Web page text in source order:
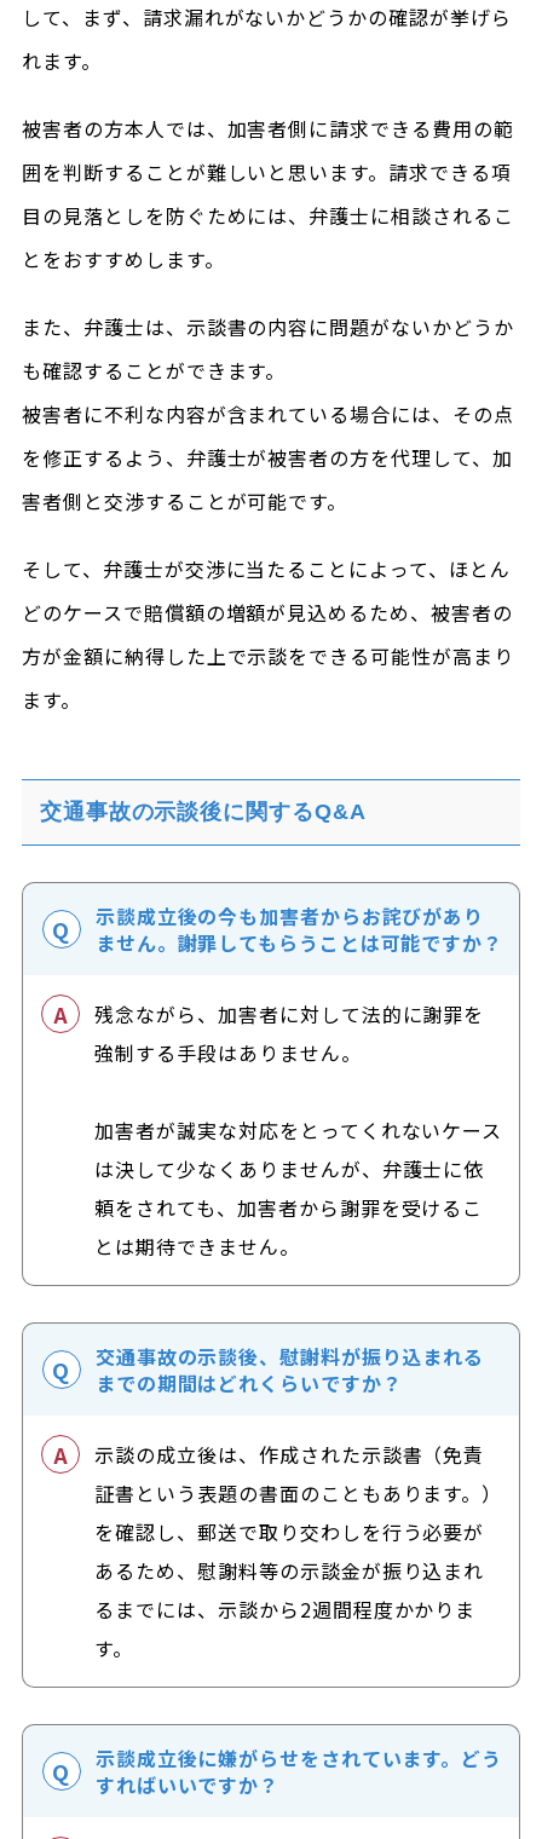
して、まず、請求漏れがないかどうかの確認が挙げら
れます。
被害者の方本人では、加害者側に請求できる費用の範
囲を判断することが難しいと思います。請求できる項
目の見落としを防ぐためには、弁護士に相談されるこ
とをおすすめします。
また、弁護士は、示談書の内容に問題がないかどうか
も確認することができます。
被害者に不利な内容が含まれている場合には、その点
を修正するよう、弁護士が被害者の方を代理して、加
害者側と交渉することが可能です。
そして、弁護士が交渉に当たることによって、ほとん
どのケースで賠償額の増額が見込めるため、被害者の
方が金額に納得した上で示談をできる可能性が高まり
ます。
交通事故の示談後に関するQ&A
示談成立後の今も加害者からお詫びがあり
ません。謝罪してもらうことは可能ですか？
残念ながら、加害者に対して法的に謝罪を
強制する手段はありません。
加害者が誠実な対応をとってくれないケース
は決して少なくありませんが、弁護士に依
頼をされても、加害者から謝罪を受けるこ
とは期待できません。
交通事故の示談後、慰謝料が振り込まれる
までの期間はどれくらいですか？
示談の成立後は、作成された示談書（免責
証書という表題の書面のこともあります。）
を確認し、郵送で取り交わしを行う必要が
あるため、慰謝料等の示談金が振り込まれ
るまでには、示談から2週間程度かかりま
す。
示談成立後に嫌がらせをされています。どう
すればいいですか？